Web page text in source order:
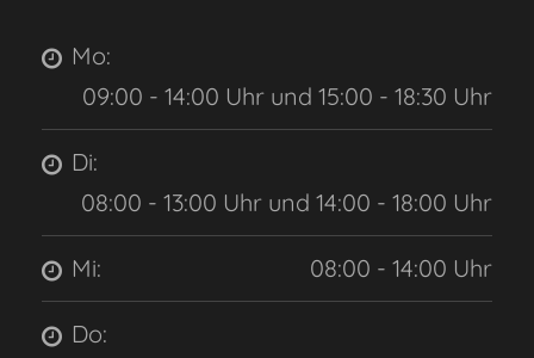
Mo:
09:00 - 14:00 Uhr und 15:00 - 18:30 Uhr
Di:
08:00 - 13:00 Uhr und 14:00 - 18:00 Uhr
Mi: 08:00 - 14:00 Uhr
Do: